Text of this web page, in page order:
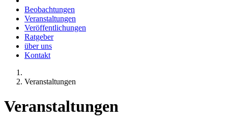
Beobachtungen
Veranstaltungen
Veröffentlichungen
Ratgeber
über uns
Kontakt
Veranstaltungen
Veranstaltungen